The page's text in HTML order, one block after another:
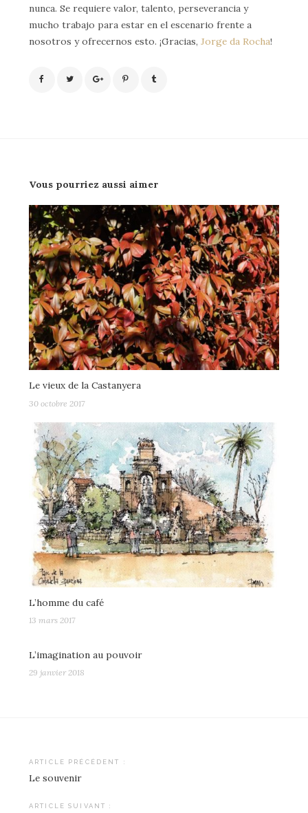
nunca. Se requiere valor, talento, perseverancia y
mucho trabajo para estar en el escenario frente a
nosotros y ofrecernos esto. ¡Gracias, Jorge da Rocha!
Vous pourriez aussi aimer
Le vieux de la Castanyera
30 octobre 2017
L’homme du café
13 mars 2017
L’imagination au pouvoir
29 janvier 2018
Navigation
de
l’article
ARTICLE PRÉCÉDENT :
Le souvenir
ARTICLE SUIVANT :